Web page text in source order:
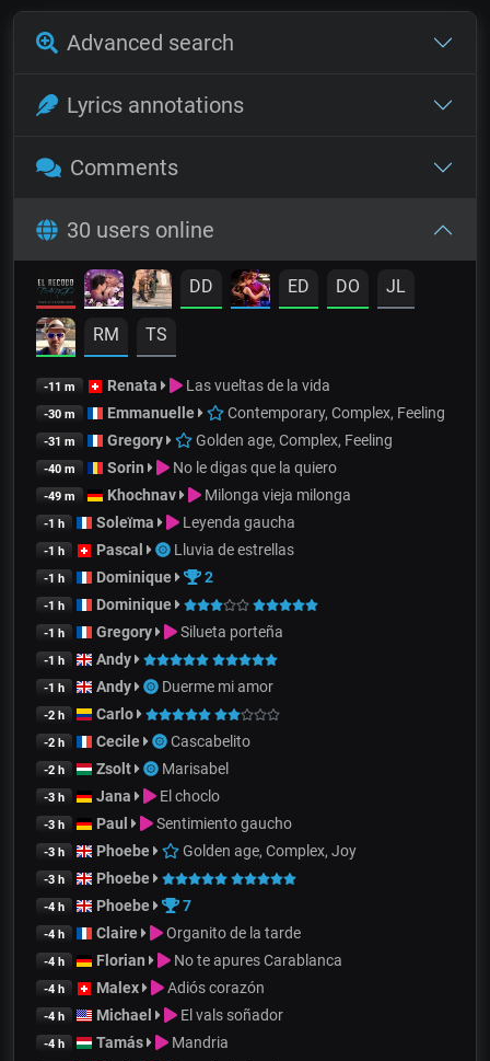
Advanced search
Lyrics annotations
Comments
30 users online
DD ED DO JL
RM TS
-11 m Renata Las vueltas de la vida
-30 m Emmanuelle Contemporary, Complex, Feeling
-31 m Gregory Golden age, Complex, Feeling
-40 m Sorin No le digas que la quiero
-49 m Khochnav Milonga vieja milonga
-1 h Soleïma Leyenda gaucha
-1 h Pascal Lluvia de estrellas
-1 h Dominique 2
-1 h Dominique
-1 h Gregory Silueta porteña
-1 h Andy
-1 h Andy Duerme mi amor
-2 h Carlo
-2 h Cecile Cascabelito
-2 h Zsolt Marisabel
-3 h Jana El choclo
-3 h Paul Sentimiento gaucho
-3 h Phoebe Golden age, Complex, Joy
-3 h Phoebe
-4 h Phoebe 7
-4 h Claire Organito de la tarde
-4 h Florian No te apures Carablanca
-4 h Malex Adiós corazón
-4 h Michael El vals soñador
-4 h Tamás Mandria